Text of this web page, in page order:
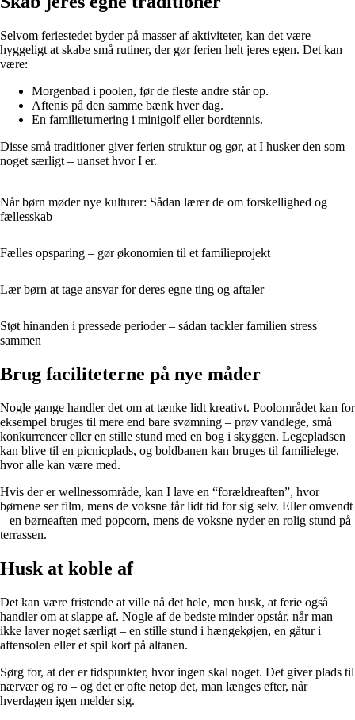
Selvom feriestedet byder på masser af aktiviteter, kan det være
hyggeligt at skabe små rutiner, der gør ferien helt jeres egen. Det kan
være:
Morgenbad i poolen, før de fleste andre står op.
Aftenis på den samme bænk hver dag.
En familieturnering i minigolf eller bordtennis.
Disse små traditioner giver ferien struktur og gør, at I husker den som
noget særligt – uanset hvor I er.
Når børn møder nye kulturer: Sådan lærer de om forskellighed og
fællesskab
Fælles opsparing – gør økonomien til et familieprojekt
Lær børn at tage ansvar for deres egne ting og aftaler
Støt hinanden i pressede perioder – sådan tackler familien stress
sammen
Brug faciliteterne på nye måder
Nogle gange handler det om at tænke lidt kreativt. Poolområdet kan for
eksempel bruges til mere end bare svømning – prøv vandlege, små
konkurrencer eller en stille stund med en bog i skyggen. Legepladsen
kan blive til en picnicplads, og boldbanen kan bruges til familielege,
hvor alle kan være med.
Hvis der er wellnessområde, kan I lave en “forældreaften”, hvor
børnene ser film, mens de voksne får lidt tid for sig selv. Eller omvendt
– en børneaften med popcorn, mens de voksne nyder en rolig stund på
terrassen.
Husk at koble af
Det kan være fristende at ville nå det hele, men husk, at ferie også
handler om at slappe af. Nogle af de bedste minder opstår, når man
ikke laver noget særligt – en stille stund i hængekøjen, en gåtur i
aftensolen eller et spil kort på altanen.
Sørg for, at der er tidspunkter, hvor ingen skal noget. Det giver plads til
nærvær og ro – og det er ofte netop det, man længes efter, når
hverdagen igen melder sig.